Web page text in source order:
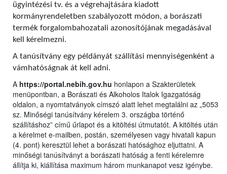
ügyintézési tv. és a végrehajtására kiadott
kormányrendeletben szabályozott módon, a borászati
termék forgalombahozatali azonosítójának megadásával
kell kérelmezni.
A tanúsítvány egy példányát szállítási mennyiségenként a
vámhatóságnak át kell adni.
A https://portal.nebih.gov.hu honlapon a Szakterületek
menüpontban, a Borászati és Alkoholos Italok Igazgatóság
oldalon, a nyomtatványok címszó alatt lehet megtalálni az „5053
sz. Minőségi tanúsítvány kérelem 3. országba történő
szállításhoz” című űrlapot és a kitöltési útmutatót. A kitöltés után
a kérelmet e-mailben, postán, személyesen vagy hivatali kapun
(4. pont) keresztül lehet a borászati hatósághoz eljuttatni. A
minőségi tanúsítványt a borászati hatóság a fenti kérelemre
állítja ki, kiállítása maximum három munkanapot vesz igénybe.